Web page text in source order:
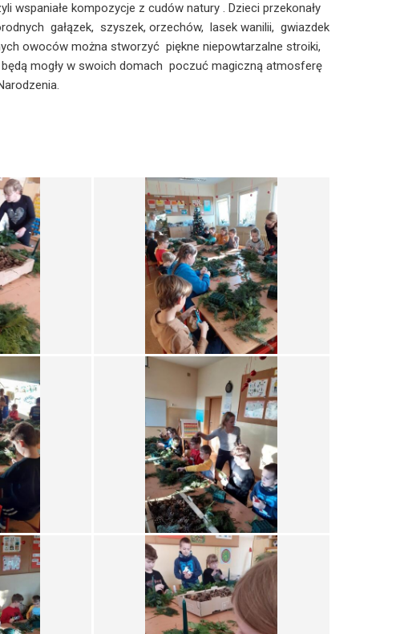
wspaniałe kompozycje z cudów natury . Dzieci przekonały
gałązek, szyszek, orzechów, lasek wanilii, gwiazdek
owoców można stworzyć piękne niepowtarzalne stroiki,
mogły w swoich domach poczuć magiczną atmosferę